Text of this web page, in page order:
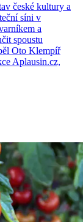
české kultury a
síni v
a
spoustu
Oto Klempíř
Aplausin.cz,